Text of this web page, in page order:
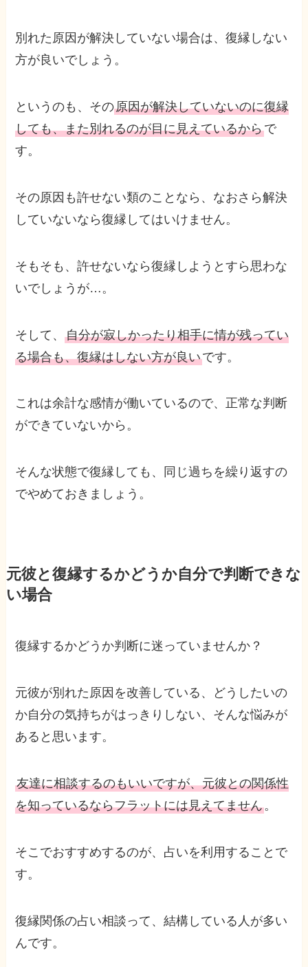
別れた原因が解決していない場合は、復縁しない
方が良いでしょう。
というのも、その原因が解決していないのに復縁
しても、また別れるのが目に見えているからで
す。
その原因も許せない類のことなら、なおさら解決
していないなら復縁してはいけません。
そもそも、許せないなら復縁しようとすら思わな
いでしょうが…。
そして、自分が寂しかったり相手に情が残ってい
る場合も、復縁はしない方が良いです。
これは余計な感情が働いているので、正常な判断
ができていないから。
そんな状態で復縁しても、同じ過ちを繰り返すの
でやめておきましょう。
元彼と復縁するかどうか自分で判断できな
い場合
復縁するかどうか判断に迷っていませんか？
元彼が別れた原因を改善している、どうしたいの
か自分の気持ちがはっきりしない、そんな悩みが
あると思います。
友達に相談するのもいいですが、元彼との関係性
を知っているならフラットには見えてません。
そこでおすすめするのが、占いを利用することで
す。
復縁関係の占い相談って、結構している人が多い
んです。